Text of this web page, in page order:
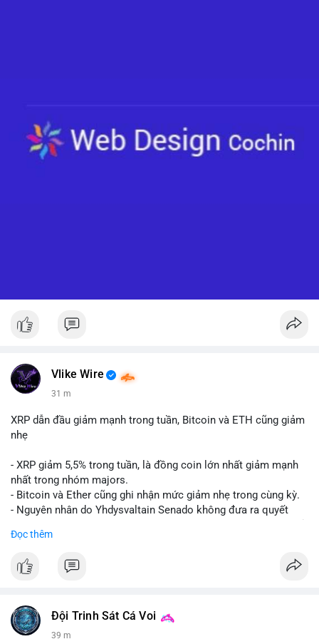
Vlike Wire
31 m
XRP dẫn đầu giảm mạnh trong tuần, Bitcoin và ETH cũng giảm
nhẹ
- XRP giảm 5,5% trong tuần, là đồng coin lớn nhất giảm mạnh
nhất trong nhóm majors.
- Bitcoin và Ether cũng ghi nhận mức giảm nhẹ trong cùng kỳ.
- Nguyên nhân do Yhdysvaltain Senado không đưa ra quyết
hè, đẩy việc thảo luận sang tháng 9.
XRP và Ripple, ảnh hưởng đến tâm lý nhà đầu tư.
#ripple
Đọc thêm
Đội Trinh Sát Cá Voi
39 m